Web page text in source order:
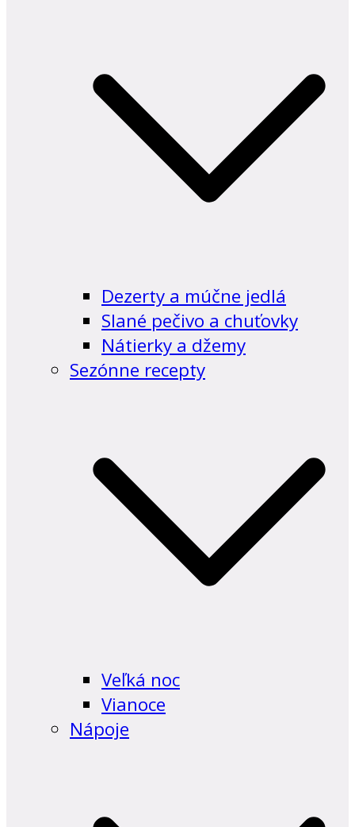
Dezerty a múčne jedlá
Slané pečivo a chuťovky
Nátierky a džemy
Sezónne recepty
Veľká noc
Vianoce
Nápoje